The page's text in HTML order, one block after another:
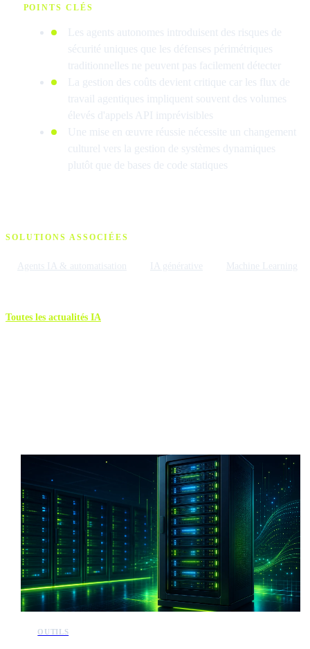
POINTS CLÉS
Les agents autonomes introduisent des risques de
sécurité uniques que les défenses périmétriques
traditionnelles ne peuvent pas facilement détecter
La gestion des coûts devient critique car les flux de
travail agentiques impliquent souvent des volumes
élevés d'appels API imprévisibles
Une mise en œuvre réussie nécessite un changement
culturel vers la gestion de systèmes dynamiques
plutôt que de bases de code statiques
SOLUTIONS ASSOCIÉES
Agents IA & automatisation IA générative Machine Learning
Toutes les actualités IA
OUTILS